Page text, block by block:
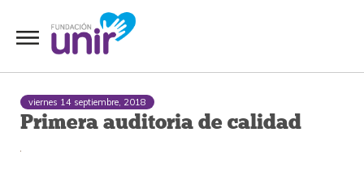
viernes 14 septiembre, 2018
Primera auditoria de calidad